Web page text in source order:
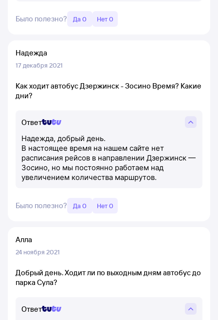
Было полезно? Да 0 Нет 0
Надежда
17 декабря 2021
Как ходит автобус Дзержинск - Зосино Время? Какие
дни?
Ответ
Надежда, добрый день.
В настоящее время на нашем сайте нет
расписания рейсов в направлении Дзержинск —
Зосино, но мы постоянно работаем над
увеличением количества маршрутов.
Было полезно? Да 0 Нет 0
Алла
24 ноября 2021
Добрый день. Ходит ли по выходным дням автобус до
парка Сула?
Ответ